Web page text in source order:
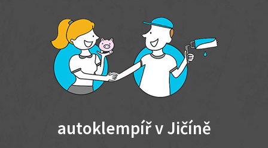
autoklempíř v Jičíně